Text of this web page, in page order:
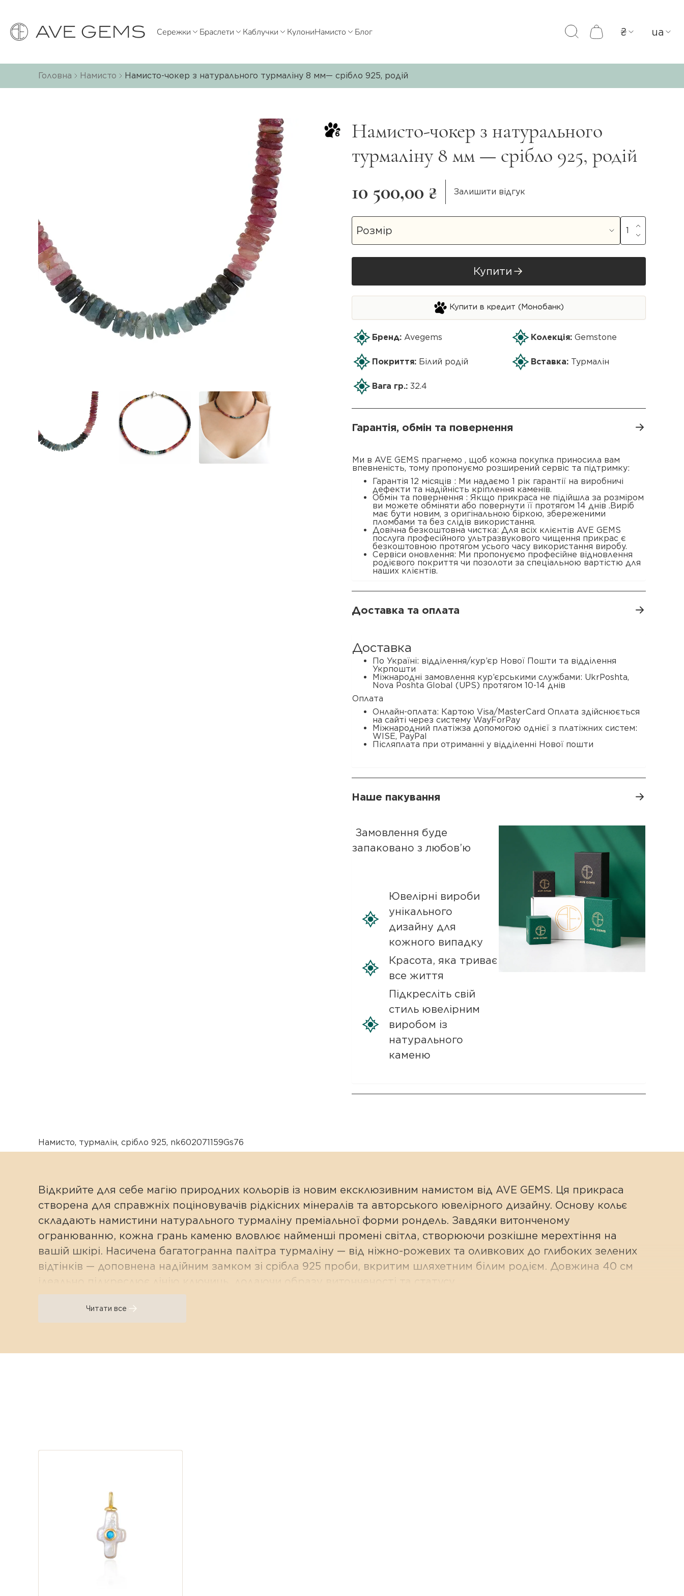
Сережки Браслети Каблучки КулониНамисто Блог ₴ ua
Головна Намисто Намисто-чокер з натурального турмаліну 8 мм— срібло 925, родій
6
Намисто-чокер з натурального
турмаліну 8 мм — срібло 925, родій
10 500,00 ₴
Залишити відгук
Купити
Купити в кредит (Монобанк)
Бренд: Avegems Колекція: Gemstone
Покриття: Білий родій Вставка: Турмалін
Вага гр.: 32.4
Гарантія, обмін та повернення
Ми в AVE GEMS прагнемо , щоб кожна покупка приносила вам
впевненість, тому пропонуємо розширений сервіс та підтримку:
Гарантія 12 місяців : Ми надаємо 1 рік гарантії на виробничі
дефекти та надійність кріплення каменів.
Обмін та повернення : Якщо прикраса не підійшла за розміром
ви можете обміняти або повернути її протягом 14 днів .Виріб
має бути новим, з оригінальною біркою, збереженими
пломбами та без слідів використання.
Довічна безкоштовна чистка: Для всіх клієнтів AVE GEMS
послуга професійного ультразвукового чищення прикрас є
безкоштовною протягом усього часу використання виробу.
Сервіси оновлення: Ми пропонуємо професійне відновлення
родієвого покриття чи позолоти за спеціальною вартістю для
наших клієнтів.
Доставка та оплата
Доставка
По Україні: відділення/кур’єр Нової Пошти та відділення
Укрпошти
Міжнародні замовлення кур’єрськими службами: UkrPoshta,
Nova Poshta Global (UPS) протягом 10-14 днів
Оплата
Онлайн-оплата: Картою Visa/MasterCard Оплата здійснюється
на сайті через систему WayForPay
Міжнародний платіжза допомогою однієї з платіжних систем:
WISE, PayPal
Післяплата при отриманні у відділенні Нової пошти
Наше пакування
Замовлення буде
запаковано з любов’ю
Ювелірні вироби
унікального
дизайну для
кожного випадку
Красота, яка триває
все життя
Підкресліть свій
стиль ювелірним
виробом із
натурального
каменю
Намисто, турмалін, срібло 925, nk602071159Gs76
Відкрийте для себе магію природних кольорів із новим ексклюзивним намистом від AVE GEMS. Ця прикраса
створена для справжніх поціновувачів рідкісних мінералів та авторського ювелірного дизайну. Основу кольє
складають намистини натурального турмаліну преміальної форми рондель. Завдяки витонченому
огранюванню, кожна грань каменю вловлює найменші промені світла, створюючи розкішне мерехтіння на
вашій шкірі. Насичена багатогранна палітра турмаліну — від ніжно-рожевих та оливкових до глибоких зелених
відтінків — доповнена надійним замком зі срібла 925 проби, вкритим шляхетним білим родієм. Довжина 40 см
ідеально підкреслює лінію ключиць, додаючи образу витонченості та статусу.
Глибина кольору та бездоганне огранювання:
Унікальна палітра природи: Натуральні турмаліни діаметром 8 мм у формі огранованих ронделей створюють
Вставка: Натуральний турмалін (форма — рондель в огранюванні).
Розмір намистин: 8 мм.
Довжина виробу: 40 см.
Тип прикраси: Намисто / Чокер.
Робота: Ексклюзивна ручна робота Ave Gems
Читати все